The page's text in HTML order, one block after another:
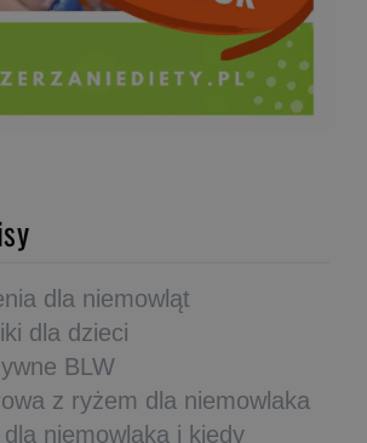
dla niemowląt
dla dzieci
BLW
z ryżem dla niemowlaka
niemowlaka i kiedy